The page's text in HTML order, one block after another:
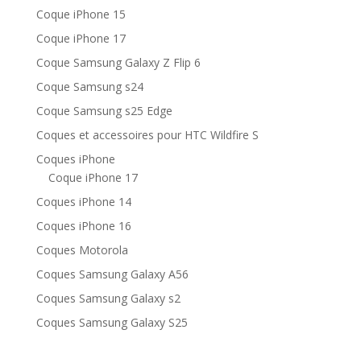
Coque iPhone 15
Coque iPhone 17
Coque Samsung Galaxy Z Flip 6
Coque Samsung s24​
Coque Samsung s25 Edge
Coques et accessoires pour HTC Wildfire S
Coques iPhone
Coque iPhone 17
Coques iPhone 14
Coques iPhone 16
Coques Motorola
Coques Samsung Galaxy A56
Coques Samsung Galaxy s2
Coques Samsung Galaxy S25